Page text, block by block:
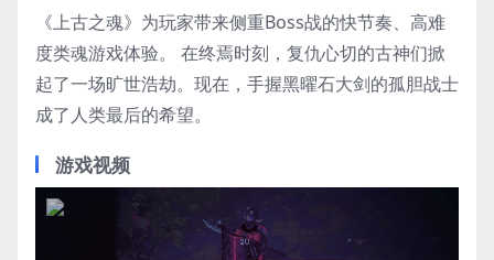
《上古之魂》为玩家带来侧重Boss战的快节奏、高难
度类魂游戏体验。 在终焉时刻，复仇心切的古神们掀
起了一场旷世浩劫。现在，手握黑曜石大剑的孤胆战士
成了人类最后的希望。
游戏视频